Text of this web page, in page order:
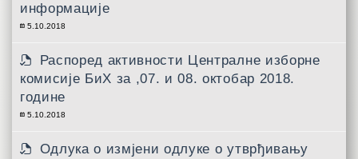
информације
5.10.2018
Распоред активности Централне изборне
комисије БиХ за ,07. и 08. октобар 2018.
године
5.10.2018
Одлука о измјени одлуке о утврђивању